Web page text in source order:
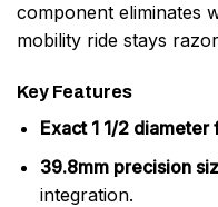
component eliminates
mobility ride stays
Key Features
Exact 1 1/2 diameter
39.8mm precision
integration.